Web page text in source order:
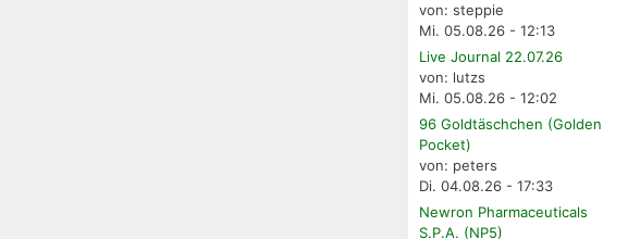
von: steppie
Mi. 05.08.26 - 12:13
Live Journal 22.07.26
von: lutzs
Mi. 05.08.26 - 12:02
96 Goldtäschchen (Golden
Pocket)
von: peters
Di. 04.08.26 - 17:33
Newron Pharmaceuticals
S.P.A. (NP5)